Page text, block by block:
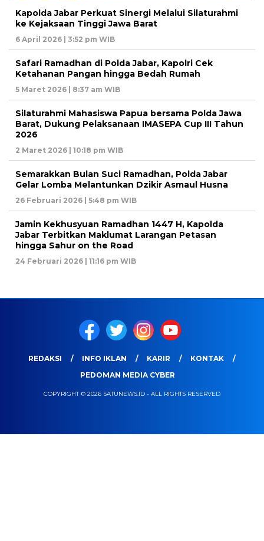
Kapolda Jabar Perkuat Sinergi Melalui Silaturahmi
ke Kejaksaan Tinggi Jawa Barat
6 April 2026 | 3:52 pm WIB
Safari Ramadhan di Polda Jabar, Kapolri Cek
Ketahanan Pangan hingga Bedah Rumah
5 Maret 2026 | 8:37 am WIB
Silaturahmi Mahasiswa Papua bersama Polda Jawa
Barat, Dukung Pelaksanaan IMASEPA Cup III Tahun
2026
2 Maret 2026 | 10:18 pm WIB
Semarakkan Bulan Suci Ramadhan, Polda Jabar
Gelar Lomba Melantunkan Dzikir Asmaul Husna
26 Februari 2026 | 5:48 pm WIB
Jamin Kekhusyuan Ramadhan 1447 H, Kapolda
Jabar Terbitkan Maklumat Larangan Petasan
hingga Sahur on the Road
24 Februari 2026 | 11:16 pm WIB
REDAKSI INFO IKLAN KARIR
KONTAK
PEDOMAN MEDIA CYBER
COPYRIGHT © 2026 SATUNEWS.ID - ALL RIGHTS RESERVED